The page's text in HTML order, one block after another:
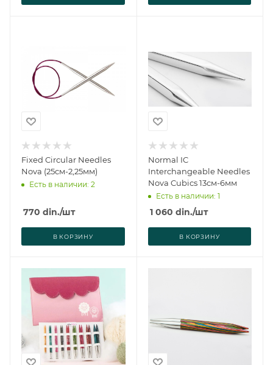
Fixed Circular Needles
Nova (25см-2,25мм)
Есть в наличии: 2
770 din./шт
В КОРЗИНУ
Normal IC
Interchangeable Needles
Nova Cubics 13см-6мм
Есть в наличии: 1
1 060 din./шт
В КОРЗИНУ